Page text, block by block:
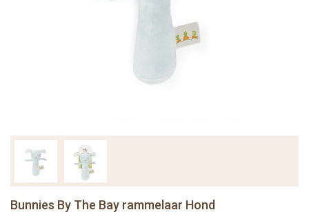
Bunnies By The Bay rammelaar Hond